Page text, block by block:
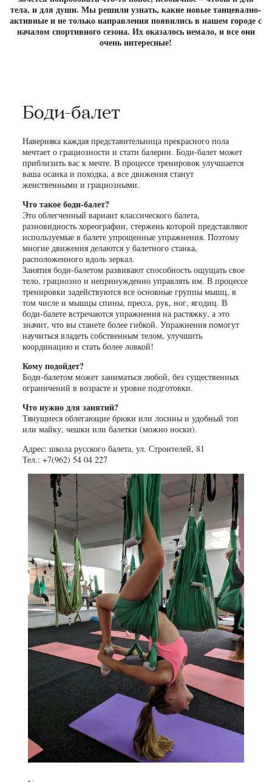
тела, и для души. Мы решили узнать, какие новые танцевално-
активные и не только направления появились в нашем городе с
началом спортивного сезона. Их оказалось немало, и все они
очень интересные!
Боди-балет
Наверняка каждая представительница прекрасного пола
мечтает о грациозности и стати балерин. Боди-балет может
приблизить вас к мечте. В процессе тренировок улучшается
ваша осанка и походка, а все движения станут
женственными и грациозными.
Что такое боди-балет?
Это облегченный вариант классического балета,
разновидность хореографии, стержень которой представляют
используемые в балете упрощенные упражнения. Поэтому
многие движения делаются у балетного станка,
расположенного вдоль зеркал.
Занятия боди-балетом развивают способность ощущать свое
тело, грациозно и непринужденно управлять им. В процессе
тренировки задействуются все основные группы мышц, в
том числе и мышцы спины, пресса, рук, ног, ягодиц. В
боди-балете встречаются упражнения на растяжку, а это
значит, что вы станете более гибкой. Упражнения помогут
научиться владеть собственным телом, улучшить
координацию и стать более ловкой!
Кому подойдет?
Боди-балетом может заниматься любой, без существенных
ограничений в возрасте и уровне подготовки.
Что нужно для занятий?
Тянущиеся облегающие брюки или лосины и удобный топ
или майку, чешки или балетки (можно носки).
Адрес: школа русского балета, ул. Строителей, 81
Тел.: +7(962) 54 04 227